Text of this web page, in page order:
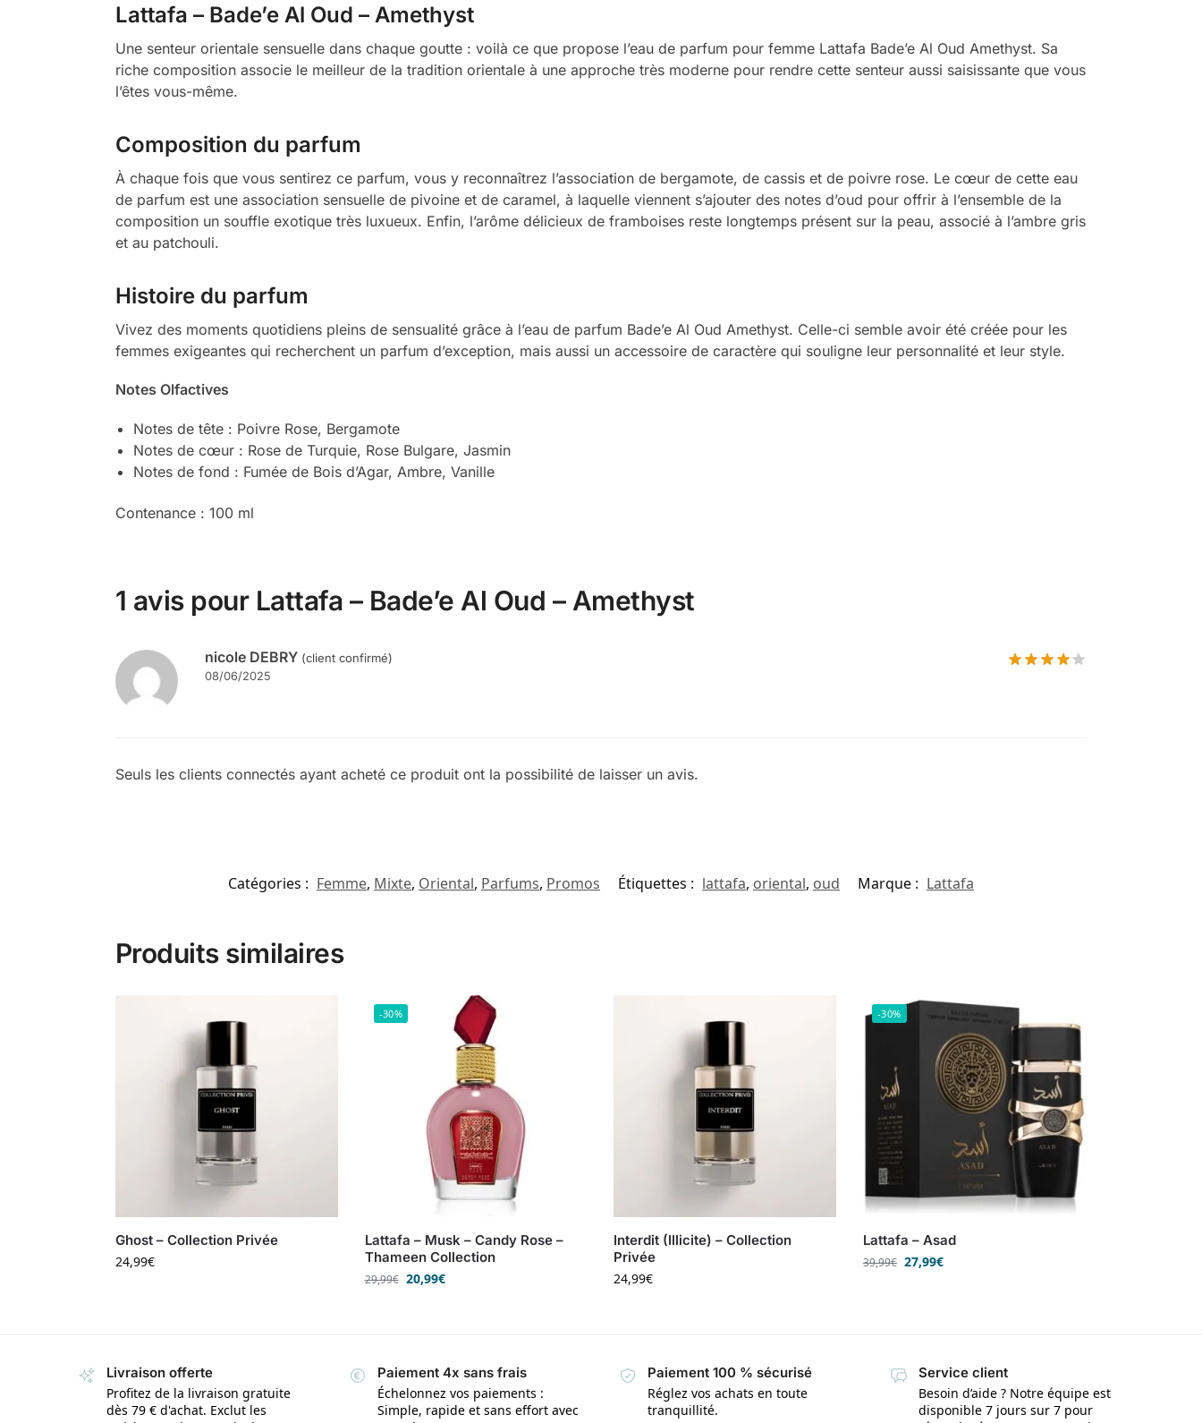
Lattafa – Bade’e Al Oud – Amethyst
Une senteur orientale sensuelle dans chaque goutte : voilà ce que propose l’eau de parfum pour femme Lattafa Bade’e Al Oud Amethyst. Sa
riche composition associe le meilleur de la tradition orientale à une approche très moderne pour rendre cette senteur aussi saisissante que vous
l’êtes vous-même.
Composition du parfum
À chaque fois que vous sentirez ce parfum, vous y reconnaîtrez l’association de bergamote, de cassis et de poivre rose. Le cœur de cette eau
de parfum est une association sensuelle de pivoine et de caramel, à laquelle viennent s’ajouter des notes d’oud pour offrir à l’ensemble de la
composition un souffle exotique très luxueux. Enfin, l’arôme délicieux de framboises reste longtemps présent sur la peau, associé à l’ambre gris
et au patchouli.
Histoire du parfum
Vivez des moments quotidiens pleins de sensualité grâce à l’eau de parfum Bade’e Al Oud Amethyst. Celle-ci semble avoir été créée pour les
femmes exigeantes qui recherchent un parfum d’exception, mais aussi un accessoire de caractère qui souligne leur personnalité et leur style.
Notes Olfactives
Notes de tête : Poivre Rose, Bergamote
Notes de cœur : Rose de Turquie, Rose Bulgare, Jasmin
Notes de fond : Fumée de Bois d’Agar, Ambre, Vanille
Contenance : 100 ml
1 avis pour Lattafa – Bade’e Al Oud – Amethyst
nicole DEBRY (client confirmé)
08/06/2025
Seuls les clients connectés ayant acheté ce produit ont la possibilité de laisser un avis.
Catégories : Femme, Mixte, Oriental, Parfums, Promos Étiquettes : lattafa, oriental, oud Marque : Lattafa
Produits similaires
Ghost – Collection Privée
24,99€
-30%
Lattafa – Musk – Candy Rose –
Thameen Collection
29,99€ 20,99€
Interdit (Illicite) – Collection
Privée
24,99€
-30%
Lattafa – Asad
39,99€ 27,99€
Livraison offerte
Profitez de la livraison gratuite
dès 79 € d'achat. Exclut les
Paiement 4x sans frais
Échelonnez vos paiements :
Simple, rapide et sans effort avec
Paiement 100 % sécurisé
Réglez vos achats en toute
tranquillité.
Service client
Besoin d’aide ? Notre équipe est
disponible 7 jours sur 7 pour